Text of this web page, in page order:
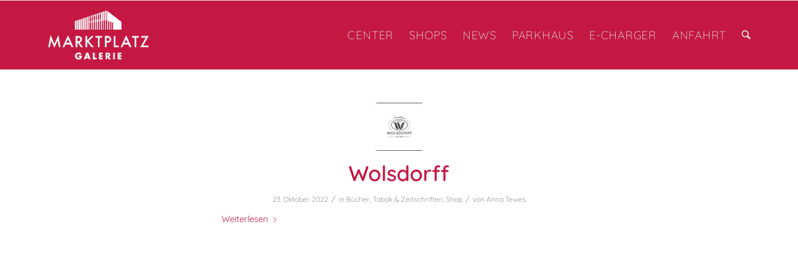
CENTER SHOPS NEWS PARKHAUS E-CHARGER ANFAHRT
Wolsdorff
23. Oktober 2022 / in Bücher, Tabak & Zeitschriften, Shop / von Anna Tewes
Weiterlesen